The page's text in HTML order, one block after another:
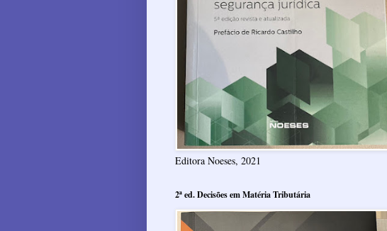
Editora Noeses, 2021
2ª ed. Decisões em Matéria Tributária